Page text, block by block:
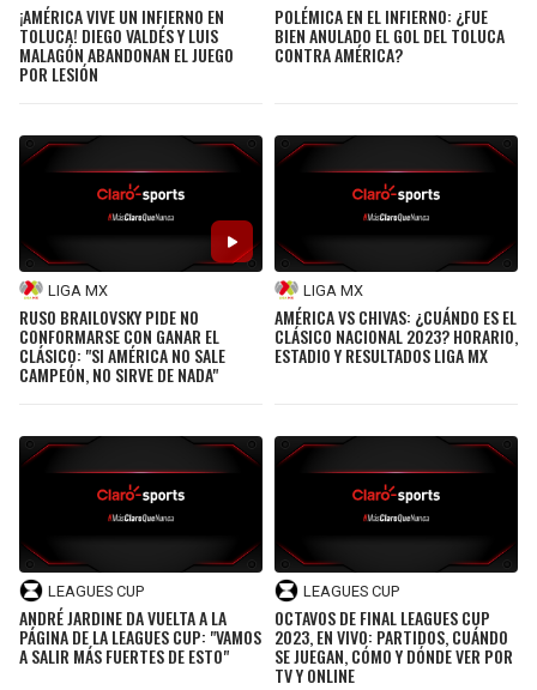
49ERS
VIKINGS
BUCCANEERS
GRIZZLIES
NUGGETS
THUNDER
¡AMÉRICA VIVE UN INFIERNO EN
TOLUCA! DIEGO VALDÉS Y LUIS
MALAGÓN ABANDONAN EL JUEGO
POR LESIÓN
POLÉMICA EN EL INFIERNO: ¿FUE
BIEN ANULADO EL GOL DEL TOLUCA
CONTRA AMÉRICA?
LIGA MX
RUSO BRAILOVSKY PIDE NO
CONFORMARSE CON GANAR EL
CLÁSICO: "SI AMÉRICA NO SALE
CAMPEÓN, NO SIRVE DE NADA"
LIGA MX
AMÉRICA VS CHIVAS: ¿CUÁNDO ES EL
CLÁSICO NACIONAL 2023? HORARIO,
ESTADIO Y RESULTADOS LIGA MX
LEAGUES CUP
ANDRÉ JARDINE DA VUELTA A LA
PÁGINA DE LA LEAGUES CUP: "VAMOS
A SALIR MÁS FUERTES DE ESTO"
LEAGUES CUP
OCTAVOS DE FINAL LEAGUES CUP
2023, EN VIVO: PARTIDOS, CUÁNDO
SE JUEGAN, CÓMO Y DÓNDE VER POR
TV Y ONLINE